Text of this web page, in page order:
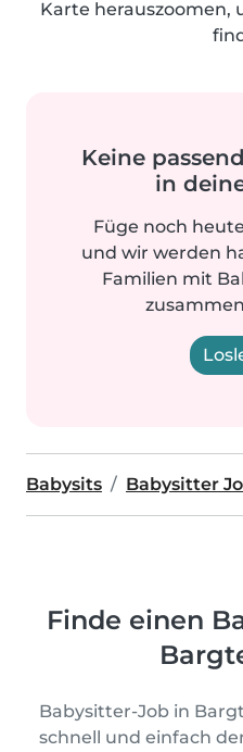
Karte herauszoomen,
Keine
in
Füge noch
und wir werden
Familien mit
Babysits Babysitter
Finde einen
Babysitter-Job in
schnell und einfach